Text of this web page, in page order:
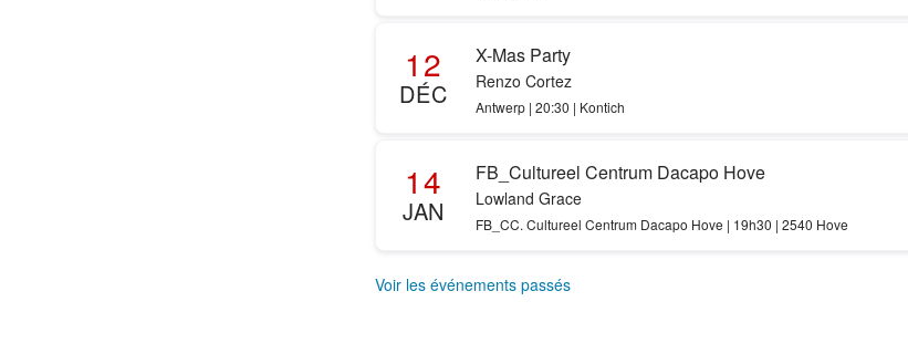
12
DÉC
X-Mas Party
Renzo Cortez
Antwerp | 20:30 | Kontich
14
JAN
FB_Cultureel Centrum Dacapo Hove
Lowland Grace
FB_CC. Cultureel Centrum Dacapo Hove | 19h30 | 2540 Hove
Voir les événements passés